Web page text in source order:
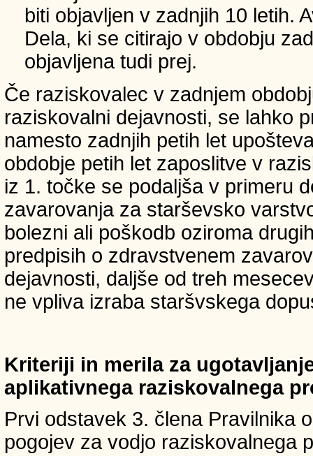
biti objavljen v zadnjih 10 letih.
Dela, ki se citirajo v obdobju
objavljena tudi prej.
Če raziskovalec v zadnjem
raziskovalni dejavnosti, se lahko
namesto zadnjih petih let
obdobje petih let zaposlitve v
iz 1. točke se podaljša v primeru
zavarovanja za starševsko
bolezni ali poškodb oziroma
predpisih o zdravstvenem
dejavnosti, daljše od treh
ne vpliva izraba staršvskega
Kriteriji in merila za
aplikativnega raziskovalnega
Prvi odstavek 3. člena Pravilnika
pogojev za vodjo raziskovalnega